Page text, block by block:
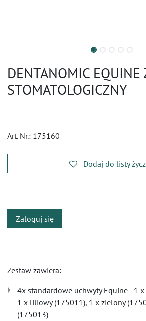
DENTANOMIC EQUINE
STOMATOLOGICZNY
Art. Nr.: 175160
Dodaj do listy
Zaloguj się
Zestaw zawiera:
4x standardowe uchwyty Equine - 1
1 x liliowy (175011), 1 x zielony
(175013)